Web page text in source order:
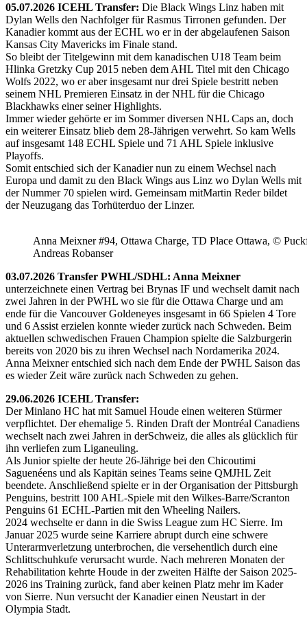
05.07.2026 ICEHL Transfer: Die Black Wings Linz haben mit
Dylan Wells den Nachfolger für Rasmus Tirronen gefunden. Der
Kanadier kommt aus der ECHL wo er in der abgelaufenen Saison
Kansas City Mavericks im Finale stand.
So bleibt der Titelgewinn mit dem kanadischen U18 Team beim
Hlinka Gretzky Cup 2015 neben dem AHL Titel mit den Chicago
Wolfs 2022, wo er aber insgesamt nur drei Spiele bestritt neben
seinem NHL Premieren Einsatz in der NHL für die Chicago
Blackhawks einer seiner Highlights.
Immer wieder gehörte er im Sommer diversen NHL Caps an, doch
ein weiterer Einsatz blieb dem 28-Jährigen verwehrt. So kam Wells
auf insgesamt 148 ECHL Spiele und 71 AHL Spiele inklusive
Playoffs.
Somit entschied sich der Kanadier nun zu einem Wechsel nach
Europa und damit zu den Black Wings aus Linz wo Dylan Wells mit
der Nummer 70 spielen wird. Gemeinsam mitMartin Reder bildet
der Neuzugang das Torhüterduo der Linzer.
Anna Meixner #94, Ottawa Charge, TD Place Ottawa, ©
Andreas Robanser
03.07.2026 Transfer PWHL/SDHL: Anna Meixner
unterzeichnete einen Vertrag bei Brynas IF und wechselt damit nach
zwei Jahren in der PWHL wo sie für die Ottawa Charge und am
ende für die Vancouver Goldeneyes insgesamt in 66 Spielen 4 Tore
und 6 Assist erzielen konnte wieder zurück nach Schweden. Beim
aktuellen schwedischen Frauen Champion spielte die Salzburgerin
bereits von 2020 bis zu ihren Wechsel nach Nordamerika 2024.
Anna Meixner entschied sich nach dem Ende der PWHL Saison das
es wieder Zeit wäre zurück nach Schweden zu gehen.
29.06.2026 ICEHL Transfer:
Der Minlano HC hat mit Samuel Houde einen weiteren Stürmer
verpflichtet. Der ehemalige 5. Rinden Draft der Montréal Canadiens
wechselt nach zwei Jahren in derSchweiz, die alles als glücklich für
ihn verliefen zum Liganeuling.
Als Junior spielte der heute 26-Jährige bei den Chicoutimi
Saguenéens und als Kapitän seines Teams seine QMJHL Zeit
beendete. Anschließend spielte er in der Organisation der Pittsburgh
Penguins, bestritt 100 AHL-Spiele mit den Wilkes-Barre/Scranton
Penguins 61 ECHL-Partien mit den Wheeling Nailers.
2024 wechselte er dann in die Swiss League zum HC Sierre. Im
Januar 2025 wurde seine Karriere abrupt durch eine schwere
Unterarmverletzung unterbrochen, die versehentlich durch eine
Schlittschuhkufe verursacht wurde. Nach mehreren Monaten der
Rehabilitation kehrte Houde in der zweiten Hälfte der Saison 2025-
2026 ins Training zurück, fand aber keinen Platz mehr im Kader
von Sierre. Nun versucht der Kanadier einen Neustart in der
Olympia Stadt.